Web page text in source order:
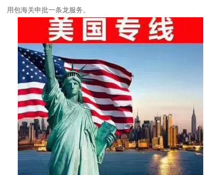
用包海关申批一条龙服务。